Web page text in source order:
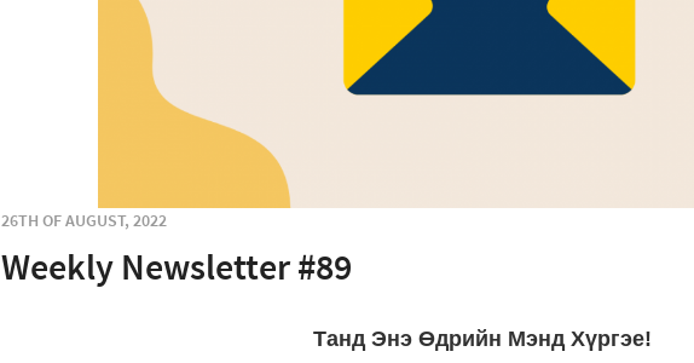
26TH OF AUGUST, 2022
Weekly Newsletter #89
Танд Энэ Өдрийн Мэнд Хүргэе!